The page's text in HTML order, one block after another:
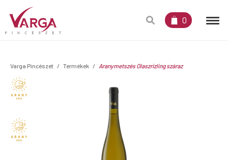
0
Varga Pincészet Termékek Aranymetszés Olaszrizling száraz